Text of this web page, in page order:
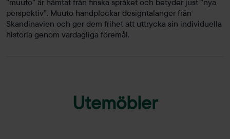
”muuto” är hämtat från finska språket och betyder just ”nya
perspektiv”. Muuto handplockar designtalanger från
Skandinavien och ger dem frihet att uttrycka sin individuella
historia genom vardagliga föremål.
Utemöbler